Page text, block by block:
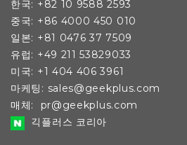
한국: +82 10 9588 2593
중국: +86 4000 450 010
일본: +81 0476 37 7509
유럽: +49 211 53829033
미국: +1 404 406 3961
마케팅: sales@geekplus.com
매체: pr@geekplus.com
긱플러스 코리아